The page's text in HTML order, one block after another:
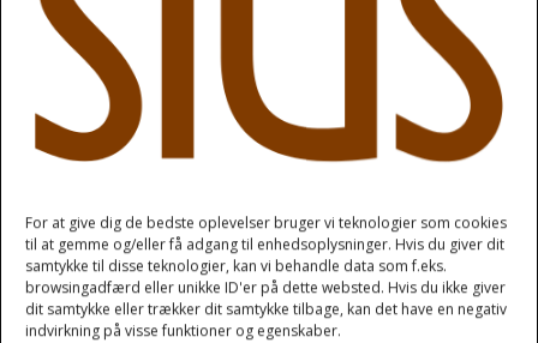
For at give dig de bedste oplevelser bruger vi teknologier som cookies
til at gemme og/eller få adgang til enhedsoplysninger. Hvis du giver dit
samtykke til disse teknologier, kan vi behandle data som f.eks.
browsingadfærd eller unikke ID'er på dette websted. Hvis du ikke giver
dit samtykke eller trækker dit samtykke tilbage, kan det have en negativ
indvirkning på visse funktioner og egenskaber.